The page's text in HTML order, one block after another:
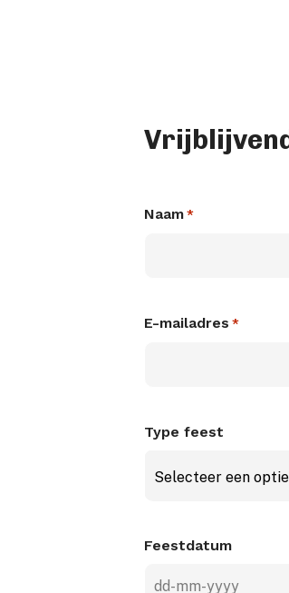
Naam *
E-mailadres *
Type feest
Selecteer een optie
Feestdatum